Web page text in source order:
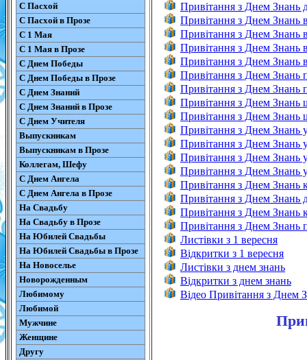
С Пасхой
С Пасхой в Прозе
С 1 Мая
С 1 Мая в Прозе
С Днем Победы
С Днем Победы в Прозе
С Днем Знаний
С Днем Знаний в Прозе
С Днем Учителя
Выпускникам
Выпускникам в Прозе
Коллегам, Шефу
С Днем Ангела
С Днем Ангела в Прозе
На Свадьбу
На Свадьбу в Прозе
На Юбилей Свадьбы
На Юбилей Свадьбы в Прозе
На Новоселье
Новорожденным
Любимому
Любимой
Мужчине
Женщине
Другу
Привітання з Днем Знань
Привітання з Днем Знань
Привітання з Днем Знань
Привітання з Днем Знань
Привітання з Днем Знань
Привітання з Днем Знань
Привітання з Днем Знань
Привітання з Днем Знань
Привітання з Днем Знань
Привітання з Днем Знань
Привітання з Днем Знань
Привітання з Днем Знань
Привітання з Днем Знань
Привітання з Днем Знань
Привітання з Днем Знань
Привітання з Днем Знань
Привітання з Днем Знань
Листівки з 1 вересня
Відкритки з 1 вересня
Листівки з днем знань
Відкритки з днем знань
Відео Привітання з Днем